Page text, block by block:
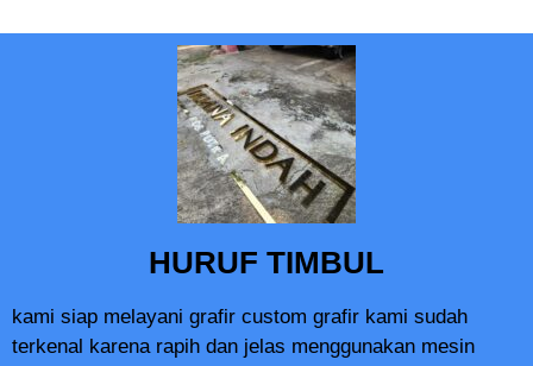
HURUF TIMBUL
kami siap melayani grafir custom grafir kami sudah
terkenal karena rapih dan jelas menggunakan mesin